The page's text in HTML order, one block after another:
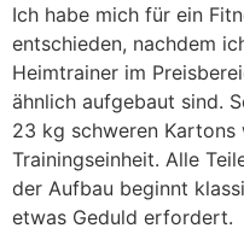
Ich habe mich für ein
entschieden, nachdem
Heimtrainer im
ähnlich aufgebaut sind.
23 kg schweren
Trainingseinheit. Alle
der Aufbau beginnt
etwas Geduld erfordert.